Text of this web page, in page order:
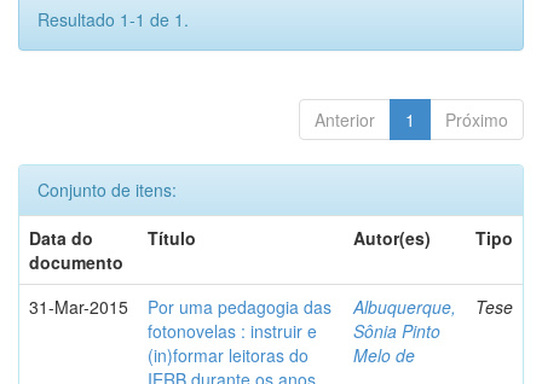
Resultado 1-1 de 1.
Anterior 1 Próximo
Conjunto de itens:
Data do
documento
Título Autor(es) Tipo
31-Mar-2015
Por uma pedagogia das
fotonovelas : instruir e
(in)formar leitoras do
IERB durante os anos
Albuquerque,
Sônia Pinto
Melo de
Tese